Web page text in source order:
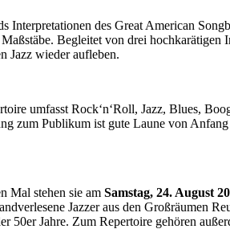
Interpretationen des Great American
Begleitet von drei hochkarätigen
Jazz wieder aufleben.
umfasst Rock‘n‘Roll, Jazz, Blues,
zum Publikum ist gute Laune von
Mal stehen sie am Samstag, 24. August
Jazzer aus den Großräumen
Jahre. Zum Repertoire gehören